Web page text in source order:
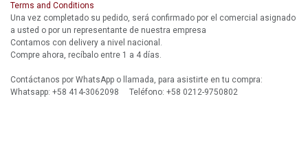
Terms and Conditions
Una vez completado su pedido, será confirmado por el comercial asignado
a usted o por un representante de nuestra empresa
Contamos con delivery a nivel nacional.
Compre ahora, recíbalo entre 1 a 4 días.
Contáctanos por WhatsApp o llamada, para asistirte en tu compra:
Whatsapp: +58 414-3062098 Teléfono: +58 0212-9750802